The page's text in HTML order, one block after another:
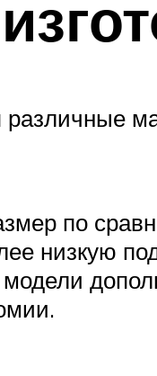
по
низкую